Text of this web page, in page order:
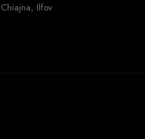
Chiajna, Ilfov